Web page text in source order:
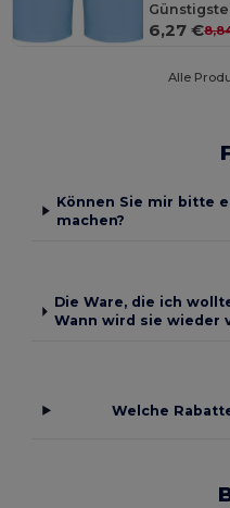
6,27 €
Alle
Können Sie mir bitte
machen?
Die Ware, die ich
Wann wird sie wieder
Welche